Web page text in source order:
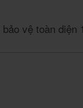
vệ toàn diện 1